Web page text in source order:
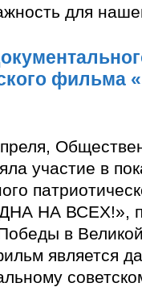
для
участие в
НА ВСЕХ!»,
в
является